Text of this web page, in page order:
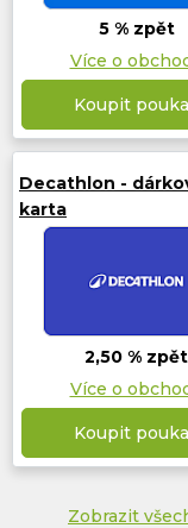
5 % zpět
Více o
Koupit
Decathlon -
karta
2,50 % zpět
Více o
Koupit
Zobrazit